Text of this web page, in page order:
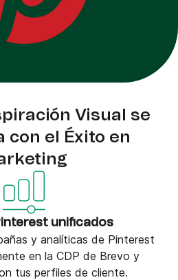
Visual se
con el Éxito en
unificados
y analíticas de Pinterest
en la CDP de Brevo y
tus perfiles de cliente.